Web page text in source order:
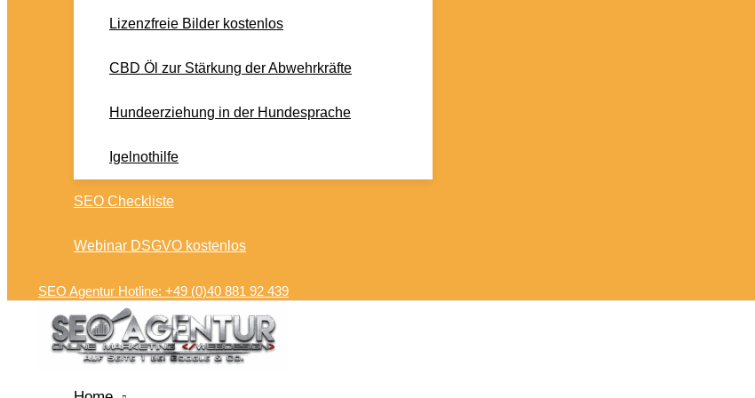
Lizenzfreie Bilder kostenlos
CBD Öl zur Stärkung der Abwehrkräfte
Hundeerziehung in der Hundesprache
Igelnothilfe
SEO Checkliste
Webinar DSGVO kostenlos
SEO Agentur Hotline: +49 (0)40 881 92 439